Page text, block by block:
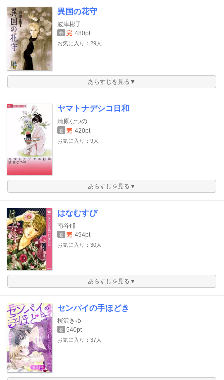
異国の花守
波津彬子
巻 完 480pt
お気に入り：29人
あらすじを見る▼
ヤマトナデシコ日和
清原なつの
巻 完 420pt
お気に入り：9人
あらすじを見る▼
はなむすび
南谷郁
巻 完 494pt
お気に入り：30人
あらすじを見る▼
センパイの手ほどき
桜沢きゆ
巻 540pt
お気に入り：37人